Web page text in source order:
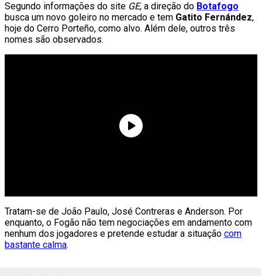
Segundo informações do site GE, a direção do Botafogo
busca um novo goleiro no mercado e tem Gatito Fernández,
hoje do Cerro Porteño, como alvo. Além dele, outros três
nomes são observados.
Tratam-se de João Paulo, José Contreras e Anderson. Por
enquanto, o Fogão não tem negociações em andamento com
nenhum dos jogadores e pretende estudar a situação com
bastante calma.